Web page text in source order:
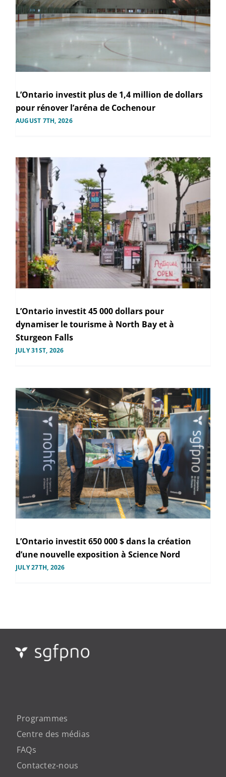
L’Ontario investit plus de 1,4 million de dollars
pour rénover l’aréna de Cochenour
AUGUST 7TH, 2026
L’Ontario investit 45 000 dollars pour
dynamiser le tourisme à North Bay et à
Sturgeon Falls
JULY 31ST, 2026
L’Ontario investit 650 000 $ dans la création
d’une nouvelle exposition à Science Nord
JULY 27TH, 2026
Programmes
Centre des médias
FAQs
Contactez-nous